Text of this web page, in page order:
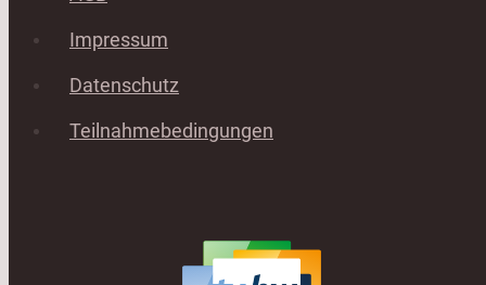
Impressum
Datenschutz
Teilnahmebedingungen